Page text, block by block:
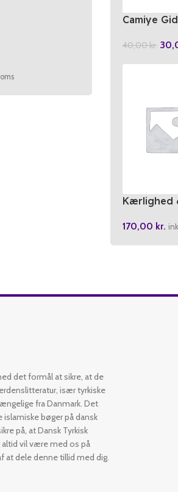
Camiye
40,00kr.
Kærlighed
170,00 kr.
det formål at sikre, at de
især tyrkiske
fra Danmark. Det
islamiske bøger på dansk
på, at Dansk Tyrkisk
altid vil være med os på
at dele denne tillid med dig.